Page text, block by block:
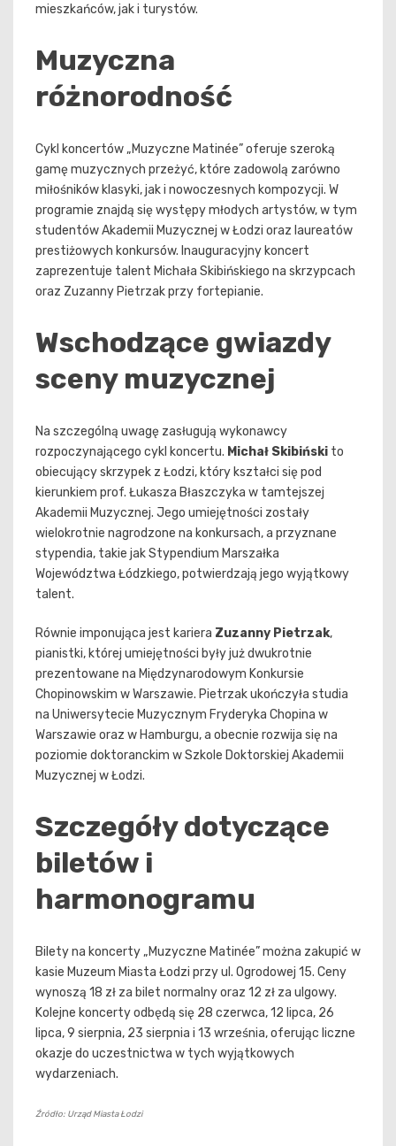
mieszkańców, jak i turystów.
Muzyczna
różnorodność
Cykl koncertów „Muzyczne Matinée” oferuje szeroką
gamę muzycznych przeżyć, które zadowolą zarówno
miłośników klasyki, jak i nowoczesnych kompozycji. W
programie znajdą się występy młodych artystów, w tym
studentów Akademii Muzycznej w Łodzi oraz laureatów
prestiżowych konkursów. Inauguracyjny koncert
zaprezentuje talent Michała Skibińskiego na skrzypcach
oraz Zuzanny Pietrzak przy fortepianie.
Wschodzące gwiazdy
sceny muzycznej
Na szczególną uwagę zasługują wykonawcy
rozpoczynającego cykl koncertu. Michał Skibiński to
obiecujący skrzypek z Łodzi, który kształci się pod
kierunkiem prof. Łukasza Błaszczyka w tamtejszej
Akademii Muzycznej. Jego umiejętności zostały
wielokrotnie nagrodzone na konkursach, a przyznane
stypendia, takie jak Stypendium Marszałka
Województwa Łódzkiego, potwierdzają jego wyjątkowy
talent.
Równie imponująca jest kariera Zuzanny Pietrzak,
pianistki, której umiejętności były już dwukrotnie
prezentowane na Międzynarodowym Konkursie
Chopinowskim w Warszawie. Pietrzak ukończyła studia
na Uniwersytecie Muzycznym Fryderyka Chopina w
Warszawie oraz w Hamburgu, a obecnie rozwija się na
poziomie doktoranckim w Szkole Doktorskiej Akademii
Muzycznej w Łodzi.
Szczegóły dotyczące
biletów i
harmonogramu
Bilety na koncerty „Muzyczne Matinée” można zakupić w
kasie Muzeum Miasta Łodzi przy ul. Ogrodowej 15. Ceny
wynoszą 18 zł za bilet normalny oraz 12 zł za ulgowy.
Kolejne koncerty odbędą się 28 czerwca, 12 lipca, 26
lipca, 9 sierpnia, 23 sierpnia i 13 września, oferując liczne
okazje do uczestnictwa w tych wyjątkowych
wydarzeniach.
Źródło: Urząd Miasta Łodzi